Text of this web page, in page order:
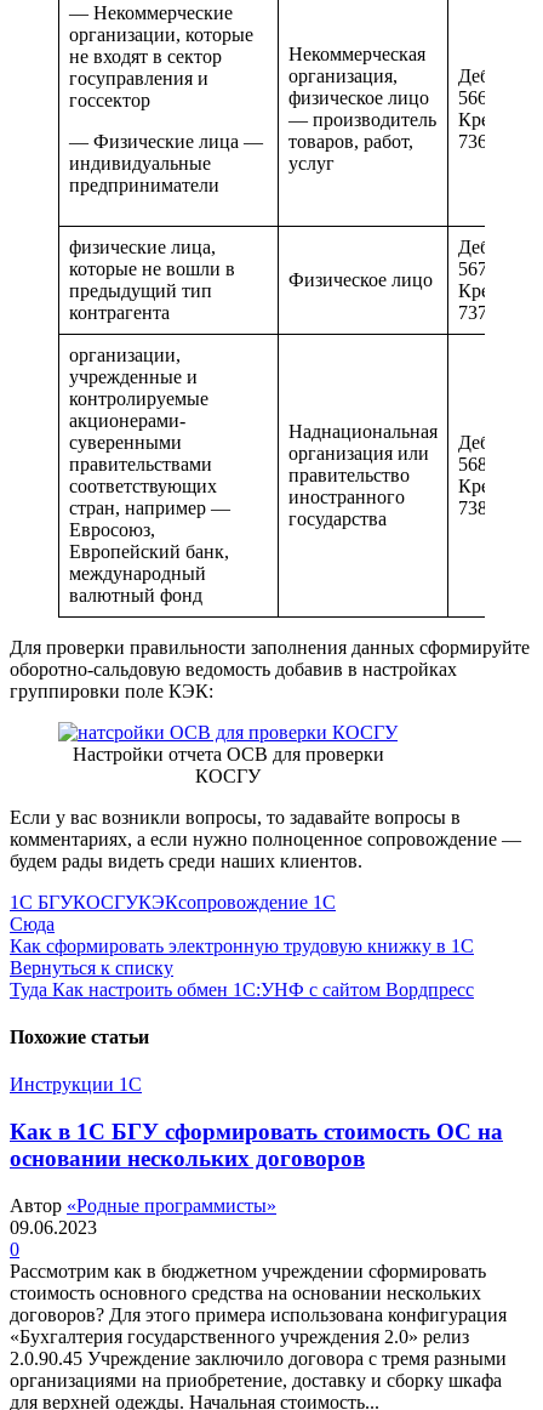
— Некоммерческие
организации, которые
не входят в сектор
госуправления и
госсектор
— Физические лица —
индивидуальные
предприниматели
Некоммерческая
организация,
физическое лицо
— производитель
товаров, работ,
услуг
566 и 666
736 и 836
физические лица,
которые не вошли в
предыдущий тип
контрагента
Физическое лицо
567 и 667
737 и 837
организации,
учрежденные и
контролируемые
акционерами-
суверенными
правительствами
соответствующих
стран, например —
Евросоюз,
Европейский банк,
международный
валютный фонд
Наднациональная
организация или
правительство
иностранного
государства
568 и 668
738 и 838
Для проверки правильности заполнения данных сформируйте
оборотно-сальдовую ведомость добавив в настройках
группировки поле КЭК:
Настройки отчета ОСВ для проверки
КОСГУ
Если у вас возникли вопросы, то задавайте вопросы в
комментариях, а если нужно полноценное сопровождение —
будем рады видеть среди наших клиентов.
1С БГУКОСГУКЭКсопровождение 1С
Сюда
Как сформировать электронную трудовую книжку в 1С
Вернуться к списку
Туда Как настроить обмен 1С:УНФ с сайтом Вордпресс
Похожие статьи
Инструкции 1С
Как в 1С БГУ сформировать стоимость ОС на
основании нескольких договоров
Автор «Родные программисты»
09.06.2023
0
Рассмотрим как в бюджетном учреждении сформировать
стоимость основного средства на основании нескольких
договоров? Для этого примера использована конфигурация
«Бухгалтерия государственного учреждения 2.0» релиз
2.0.90.45 Учреждение заключило договора с тремя разными
организациями на приобретение, доставку и сборку шкафа
для верхней одежды. Начальная стоимость...